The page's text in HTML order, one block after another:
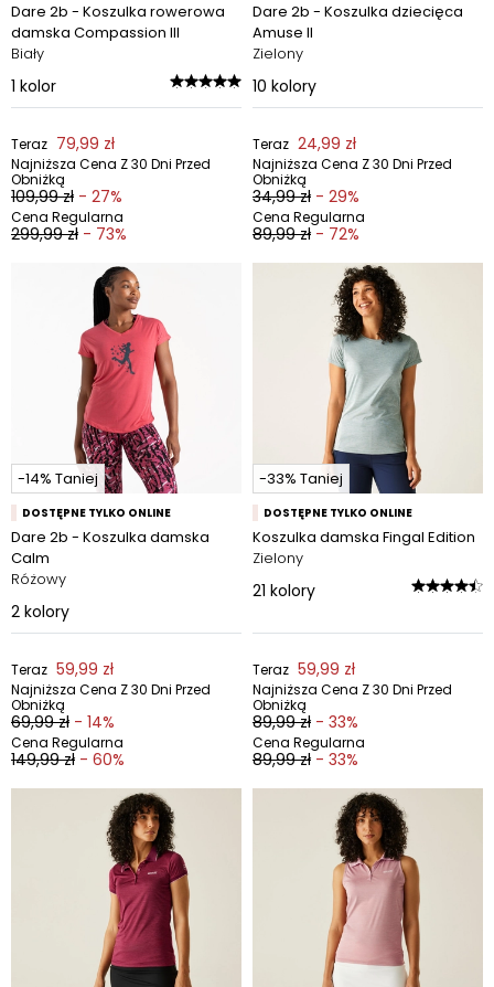
Dare 2b - Koszulka rowerowa
damska Compassion III
Biały
1 kolor
Teraz 79,99 zł
Najniższa Cena Z 30 Dni Przed
Obniżką
109,99 zł - 27%
Cena Regularna
299,99 zł - 73%
Dare 2b - Koszulka dziecięca
Amuse II
Zielony
10 kolory
Teraz 24,99 zł
Najniższa Cena Z 30 Dni Przed
Obniżką
34,99 zł - 29%
Cena Regularna
89,99 zł - 72%
-14% Taniej
DOSTĘPNE TYLKO ONLINE
Dare 2b - Koszulka damska
Calm
Różowy
2 kolory
Teraz 59,99 zł
Najniższa Cena Z 30 Dni Przed
Obniżką
69,99 zł - 14%
Cena Regularna
149,99 zł - 60%
-33% Taniej
DOSTĘPNE TYLKO ONLINE
Koszulka damska Fingal Edition
Zielony
21 kolory
Teraz 59,99 zł
Najniższa Cena Z 30 Dni Przed
Obniżką
89,99 zł - 33%
Cena Regularna
89,99 zł - 33%